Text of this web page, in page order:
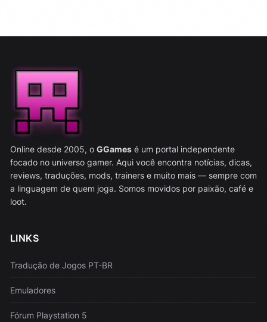
Online desde 2005, o GGamesé um portal independente
focado no universo gamer. Aqui você encontra notícias, dicas,
reviews, traduções, mods, trainers e muito mais — sempre com
a linguagem de quem joga. Somos movidos por paixão, café e
loot.
LINKS
Tradução de Jogos PT-BR
Emuladores
Fórum Playstation 5